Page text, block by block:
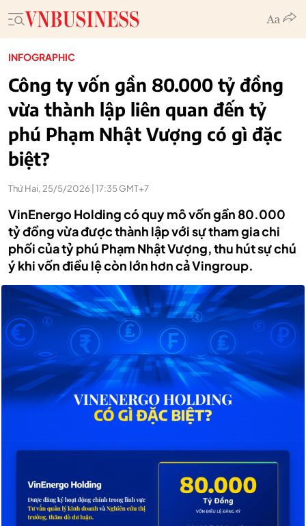
INFOGRAPHIC
Công ty vốn gần 80.000 tỷ đồng
vừa thành lập liên quan đến tỷ
phú Phạm Nhật Vượng có gì đặc
biệt?
Thứ Hai, 25/5/2026 | 17:35 GMT+7
VinEnergo Holding có quy mô vốn gần 80.000
tỷ đồng vừa được thành lập với sự tham gia chi
phối của tỷ phú Phạm Nhật Vượng, thu hút sự chú
ý khi vốn điều lệ còn lớn hơn cả Vingroup.